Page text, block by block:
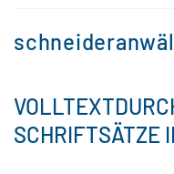
SCHRIFTSÄTZE